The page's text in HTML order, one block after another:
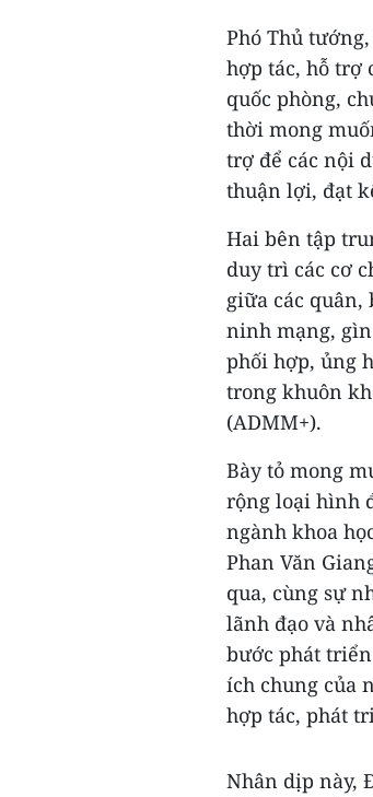
Phó Thủ
hợp tác, hỗ trợ
quốc phòng,
thời mong
trợ để các nội
thuận lợi, đạt
Hai bên tập
duy trì các cơ
giữa các quân,
ninh mạng,
phối hợp, ủng
trong khuôn
(ADMM+).
Bày tỏ mong
rộng loại hình
ngành khoa
Phan Văn
qua, cùng sự
lãnh đạo và
bước phát
ích chung của
hợp tác, phát
Nhân dịp này,